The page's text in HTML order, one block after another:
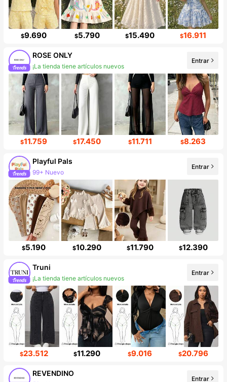
$9.690 $5.790 $15.490 $16.911
ROSE ONLY
¡La tienda tiene artículos nuevos
Incremento de seguidores de 219%
Entrar
$11.759 $17.450 $11.711 $8.263
Playful Pals
99+ Nuevo
Incremento de seguidores de 18%
Entrar
$5.190 $10.290 $11.790 $12.390
Truni
¡La tienda tiene artículos nuevos
Incremento de seguidores de 88%
Entrar
$23.512 $11.290 $9.016 $20.796
REVENDINO
Entrar